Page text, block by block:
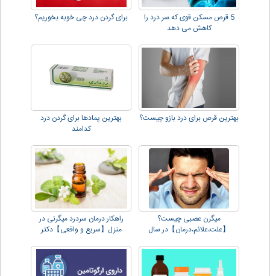
5 قرص مسکن قوی که سر درد را
کاهش می دهد
برای گردن درد چی خوبه بخوریم؟
بهترین قرص برای درد بازو چیست؟
بهترین پمادها برای گردن درد
کدامند
میگرن عصبی چیست؟
【علت،علائم،درمان】در سال
راهکار درمان سردرد میگرنی در
منزل【سریع و واقعی】دکتر